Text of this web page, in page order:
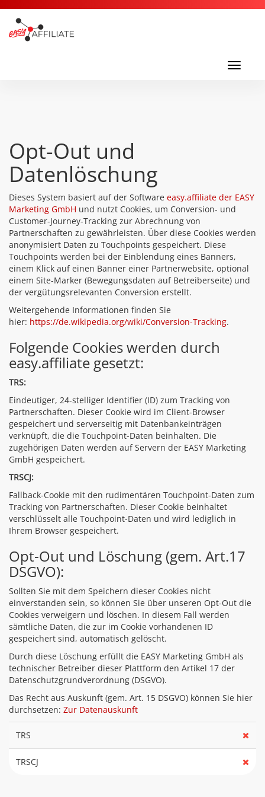
Toggle
Opt-Out und
Datenlöschung
Dieses System basiert auf der Software easy.affiliate der EASY
Marketing GmbH und nutzt Cookies, um Conversion- und
Customer-Journey-Tracking zur Abrechnung von
Partnerschaften zu gewährleisten. Über diese Cookies werden
anonymisiert Daten zu Touchpoints gespeichert. Diese
Touchpoints werden bei der Einblendung eines Banners,
einem Klick auf einen Banner einer Partnerwebsite, optional
einem Site-Marker (Bewegungsdaten auf Betreiberseite) und
der vergütungsrelevanten Conversion erstellt.
Weitergehende Informationen finden Sie
hier: https://de.wikipedia.org/wiki/Conversion-Tracking.
Folgende Cookies werden durch
easy.affiliate gesetzt:
TRS:
Eindeutiger, 24-stelliger Identifier (ID) zum Tracking von
Partnerschaften. Dieser Cookie wird im Client-Browser
gespeichert und serverseitig mit Datenbankeinträgen
verknüpft, die die Touchpoint-Daten beinhalten. Die
zugehörigen Daten werden auf Servern der EASY Marketing
GmbH gespeichert.
TRSCJ:
Fallback-Cookie mit den rudimentären Touchpoint-Daten zum
Tracking von Partnerschaften. Dieser Cookie beinhaltet
verschlüsselt alle Touchpoint-Daten und wird lediglich in
Ihrem Browser gespeichert.
Opt-Out und Löschung (gem. Art.17
DSGVO):
Sollten Sie mit dem Speichern dieser Cookies nicht
einverstanden sein, so können Sie über unseren Opt-Out die
Cookies verweigern und löschen. In diesem Fall werden
sämtliche Daten, die zur im Cookie vorhandenen ID
gespeichert sind, automatisch gelöscht.
Durch diese Löschung erfüllt die EASY Marketing GmbH als
technischer Betreiber dieser Plattform den Artikel 17 der
Datenschutzgrundverordnung (DSGVO).
Das Recht aus Auskunft (gem. Art. 15 DSGVO) können Sie hier
durchsetzen: Zur Datenauskunft
TRS
TRSCJ